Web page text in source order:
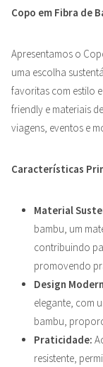
Copo em Fibra de
Apresentamos o
uma escolha
favoritas com estilo
friendly e materiais
viagens, eventos e
Características
Material
bambu, um
contribuindo
promovendo
Design
elegante, com
bambu,
Praticidade:
resistente,